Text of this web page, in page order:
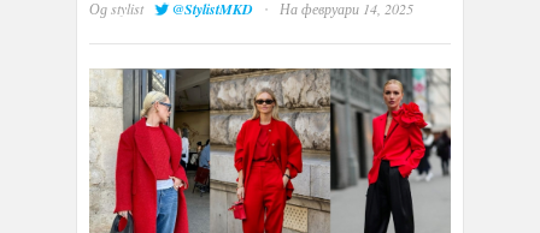
Одstylist @StylistMKD · На февруари 14, 2025